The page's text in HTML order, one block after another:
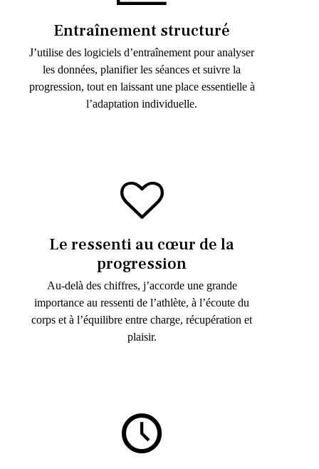
Entraînement structuré
J’utilise des logiciels d’entraînement pour analyser
les données, planifier les séances et suivre la
progression, tout en laissant une place essentielle à
l’adaptation individuelle.
Le ressenti au cœur de la
progression
Au-delà des chiffres, j’accorde une grande
importance au ressenti de l’athlète, à l’écoute du
corps et à l’équilibre entre charge, récupération et
plaisir.